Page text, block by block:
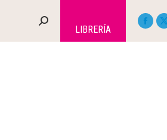
LIBRERÍA